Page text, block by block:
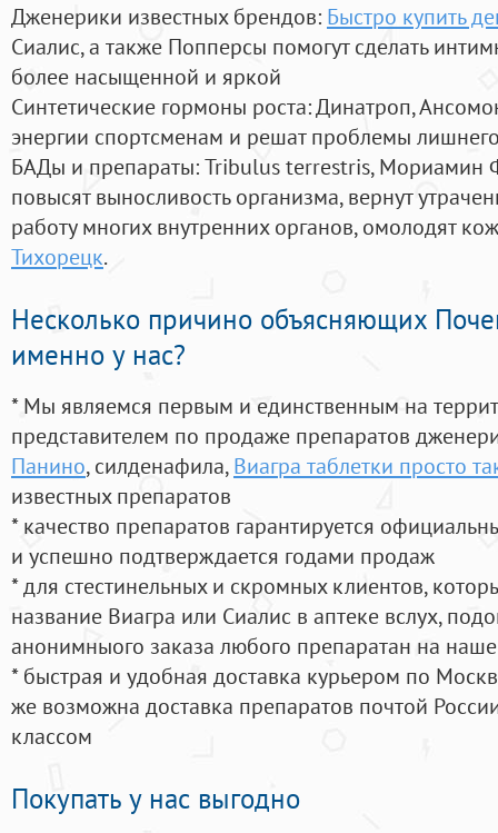
Дженерики известных брендов: Быстро купить
Сиалис, а также Попперсы помогут сделать
более насыщенной и яркой
Синтетические гормоны роста: Динатроп,
энергии спортсменам и решат проблемы
БАДы и препараты:Tribulus terrestris, Мориамин
повысят выносливость организма, вернут
работу многих внутренних органов, омолодят
Тихорецк.
Несколько причино объясняющих
именно у нас?
* Мы являемся первым и единственным на
представителем по продаже препаратов
Панино, силденафила, Виагра таблетки просто
известных препаратов
* качество препаратов гарантируется
и успешно подтверждается годами продаж
* для стестинельных и скромных клиентов,
название Виагра или Сиалис в аптеке вслух,
анонимныого заказа любого препаратан на
* быстрая и удобная доставка курьером по
же возможна доставка препаратов почтой
классом
Покупать у нас выгодно